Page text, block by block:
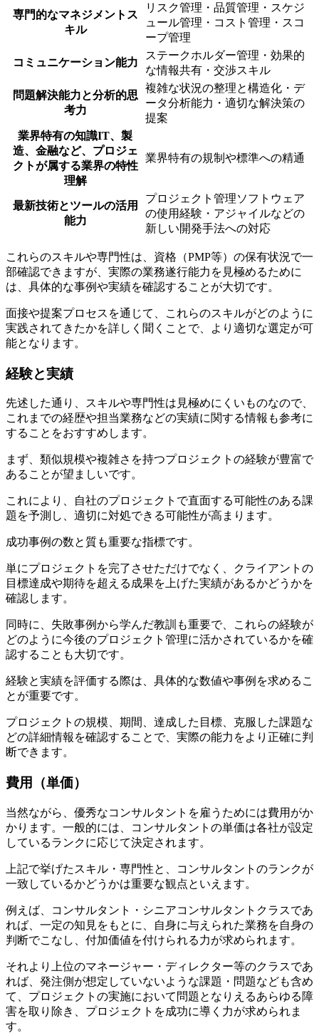
専門的なマネジメントス
キル
リスク管理・品質管理・スケジ
ュール管理・コスト管理・スコ
ープ管理
コミュニケーション能力
ステークホルダー管理・効果的
な情報共有・交渉スキル
問題解決能力と分析的思
考力
複雑な状況の整理と構造化・デ
ータ分析能力・適切な解決策の
提案
業界特有の知識IT、製
造、金融など、プロジェ
クトが属する業界の特性
理解
業界特有の規制や標準への精通
最新技術とツールの活用
能力
プロジェクト管理ソフトウェア
の使用経験・アジャイルなどの
新しい開発手法への対応
これらのスキルや専門性は、資格（PMP等）の保有状況で一
部確認できますが、実際の業務遂行能力を見極めるために
は、具体的な事例や実績を確認することが大切です。
面接や提案プロセスを通じて、これらのスキルがどのように
実践されてきたかを詳しく聞くことで、より適切な選定が可
能となります。
経験と実績
先述した通り、スキルや専門性は見極めにくいものなので、
これまでの経歴や担当業務などの実績に関する情報も参考に
することをおすすめします。
まず、類似規模や複雑さを持つプロジェクトの経験が豊富で
あることが望ましいです。
これにより、自社のプロジェクトで直面する可能性のある課
題を予測し、適切に対処できる可能性が高まります。
成功事例の数と質も重要な指標です。
単にプロジェクトを完了させただけでなく、クライアントの
目標達成や期待を超える成果を上げた実績があるかどうかを
確認します。
同時に、失敗事例から学んだ教訓も重要で、これらの経験が
どのように今後のプロジェクト管理に活かされているかを確
認することも大切です。
経験と実績を評価する際は、具体的な数値や事例を求めるこ
とが重要です。
プロジェクトの規模、期間、達成した目標、克服した課題な
どの詳細情報を確認することで、実際の能力をより正確に判
断できます。
費用（単価）
当然ながら、優秀なコンサルタントを雇うためには費用がか
かります。一般的には、コンサルタントの単価は各社が設定
しているランクに応じて決定されます。
上記で挙げたスキル・専門性と、コンサルタントのランクが
一致しているかどうかは重要な観点といえます。
例えば、コンサルタント・シニアコンサルタントクラスであ
れば、一定の知見をもとに、自身に与えられた業務を自身の
判断でこなし、付加価値を付けられる力が求められます。
それより上位のマネージャー・ディレクター等のクラスであ
れば、発注側が想定していないような課題・問題なども含め
て、プロジェクトの実施において問題となりえるあらゆる障
害を取り除き、プロジェクトを成功に導く力が求められま
す。